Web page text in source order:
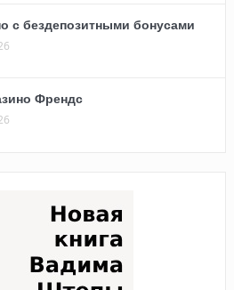
с бездепозитными бонусами
Френдс